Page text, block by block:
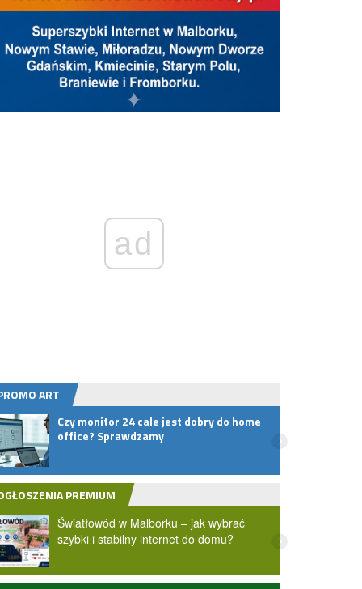
ad
ART
Czy monitor 24 cale jest dobry do home
office? Sprawdzamy
PREMIUM
Światłowód w Malborku – jak wybrać
szybki i stabilny internet do domu?